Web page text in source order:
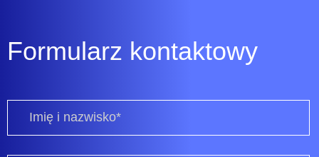
Formularz kontaktowy